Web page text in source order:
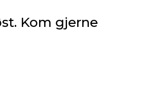
Kom gjerne